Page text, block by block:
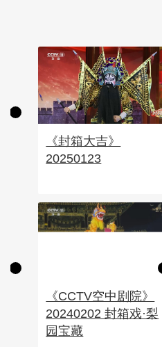
《封箱大吉》
20250123
《CCTV空中剧院》
20240202 封箱戏·梨
园宝藏